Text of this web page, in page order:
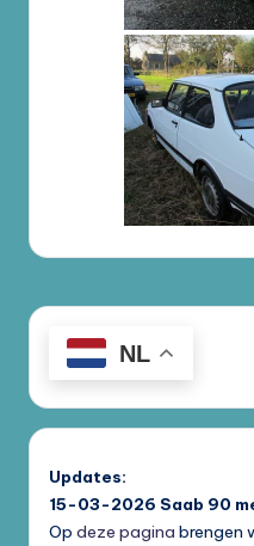
NL
Updates:
15-03-2026 Saab 90
Op deze pagina brengen